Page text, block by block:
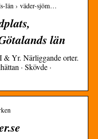
län › väder-sjöm…
län
& Yr. Närliggande orter.
· Skövde ·